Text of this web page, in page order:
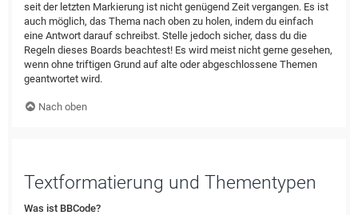
seit der letzten Markierung ist nicht genügend Zeit vergangen. Es ist
auch möglich, das Thema nach oben zu holen, indem du einfach
eine Antwort darauf schreibst. Stelle jedoch sicher, dass du die
Regeln dieses Boards beachtest! Es wird meist nicht gerne gesehen,
wenn ohne triftigen Grund auf alte oder abgeschlossene Themen
geantwortet wird.
Nach oben
Textformatierung und Thementypen
Was ist BBCode?